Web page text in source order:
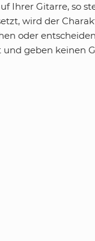
Ihrer Gitarre, so
wird der
oder
geben keinen